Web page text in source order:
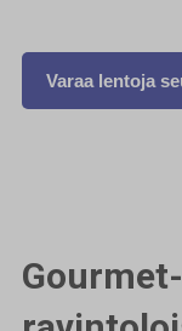
Varaa lentoja